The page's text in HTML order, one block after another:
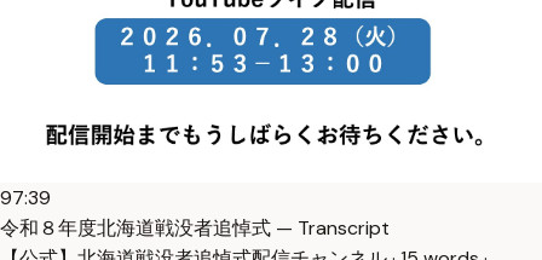
97:39
令和８年度北海道戦没者追悼式 — Transcript